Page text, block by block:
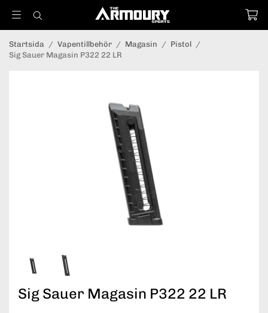
Startsida / Vapentillbehör / Magasin / Pistol /
Sig Sauer Magasin P322 22 LR
Sig Sauer Magasin P322 22 LR